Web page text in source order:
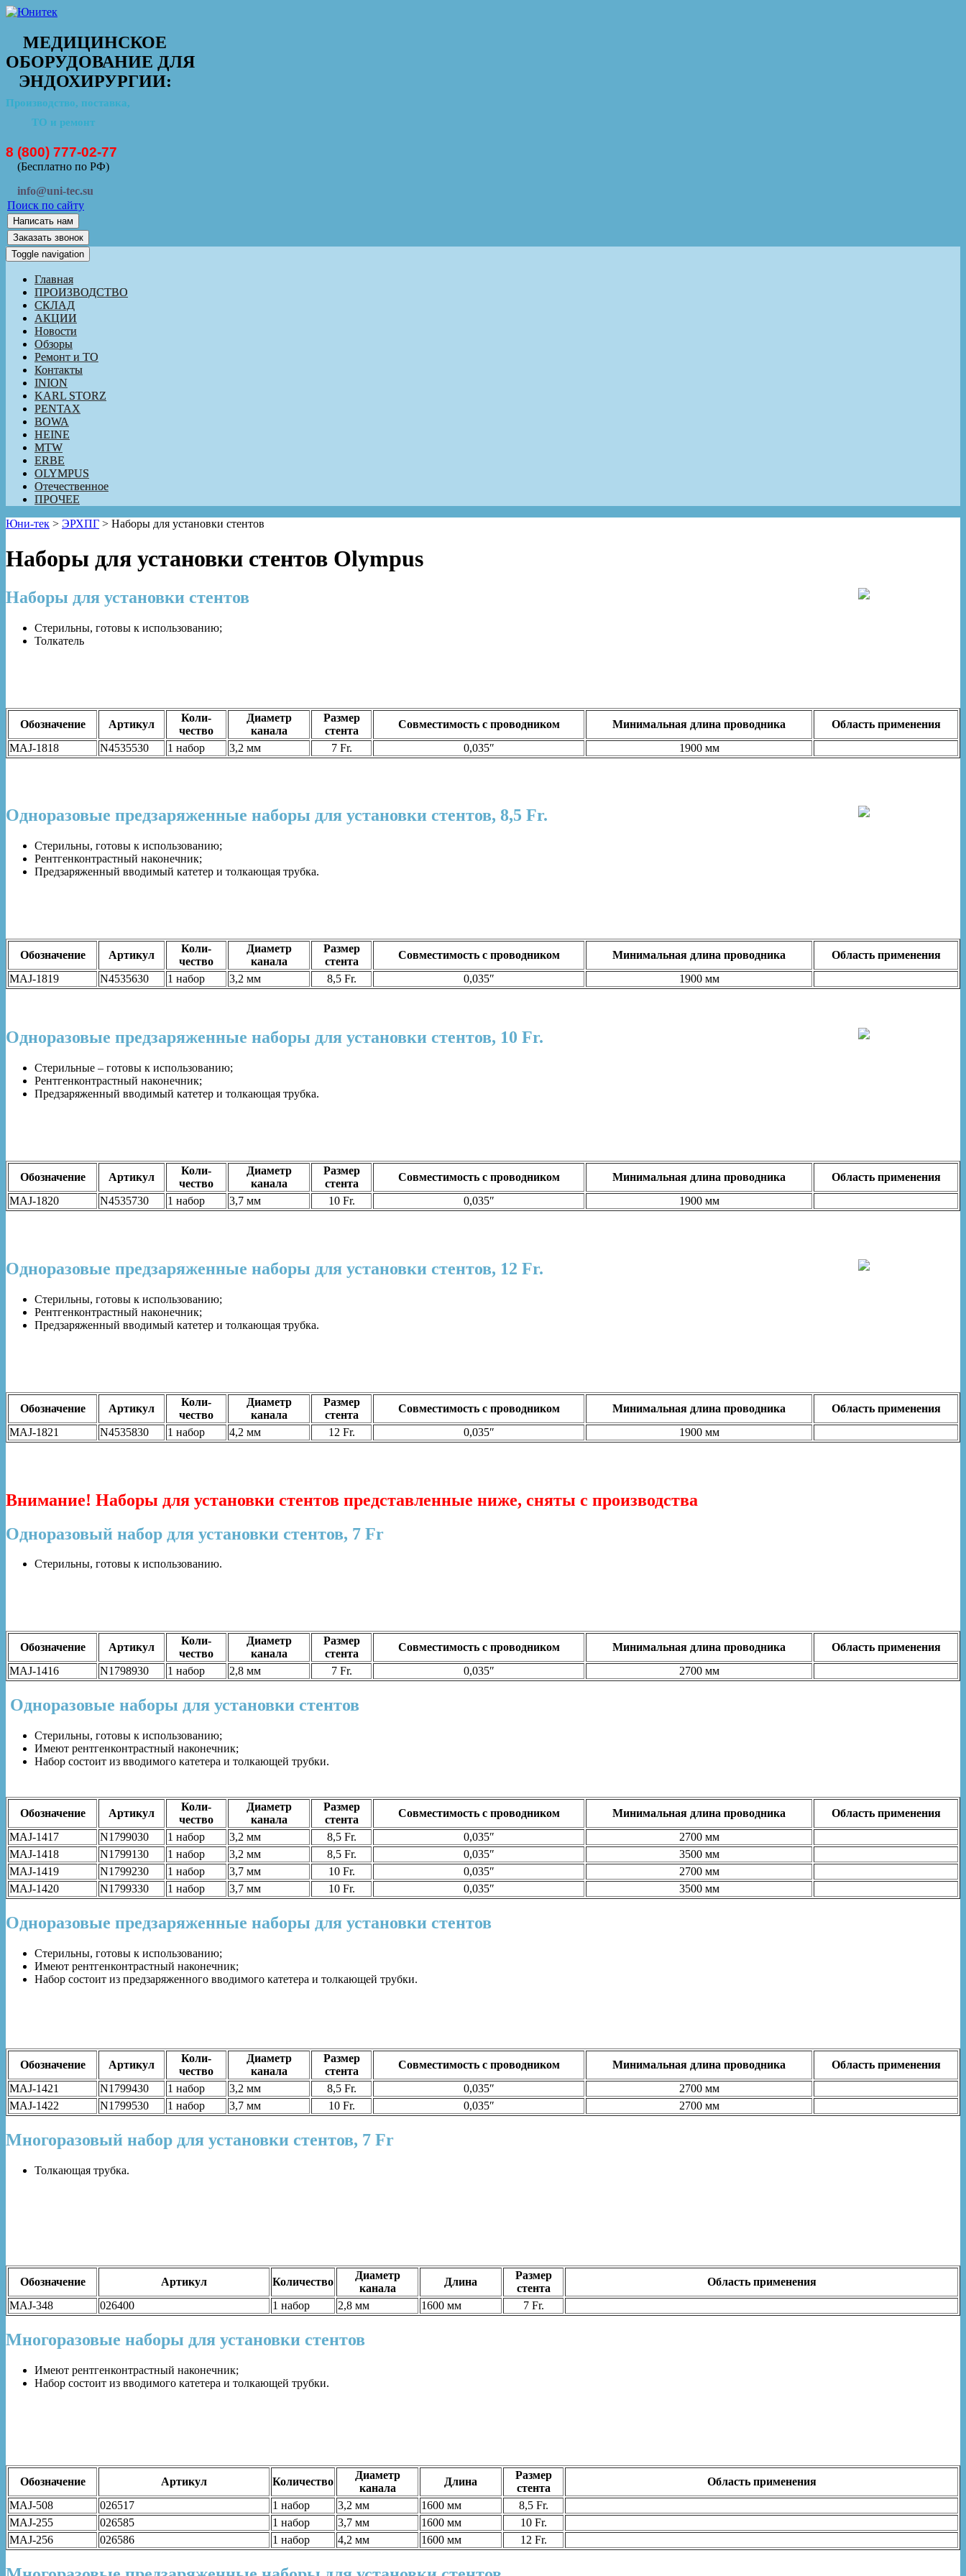
МЕДИЦИНСКОЕ
ОБОРУДОВАНИЕ ДЛЯ
ЭНДОХИРУРГИИ:
Производство, поставка,
ТО и ремонт
8 (800) 777-02-77
(Бесплатно по РФ)
info@uni-tec.su
Поиск по сайту
Написать нам
Заказать звонок
Toggle navigation
Главная
ПРОИЗВОДСТВО
СКЛАД
АКЦИИ
Новости
Обзоры
Ремонт и ТО
Контакты
INION
KARL STORZ
PENTAX
BOWA
HEINE
MTW
ERBE
OLYMPUS
Отечественное
ПРОЧЕЕ
Юни-тек > ЭРХПГ > Наборы для установки стентов
Наборы для установки стентов Olympus
Наборы для установки стентов
Стерильны, готовы к использованию;
Толкатель
Обозначение Артикул
Коли-
чество
Диаметр
канала
Размер
стента
Совместимость с проводником Минимальная длина проводника
Область применения
MAJ-1818
N4535530 1 набор 3,2 мм 7 Fr. 0,035″ 1900 мм
Одноразовые предзаряженные наборы для установки стентов, 8,5 Fr.
Стерильны, готовы к использованию;
Рентгенконтрастный наконечник;
Предзаряженный вводимый катетер и толкающая трубка.
Обозначение Артикул
Коли-
чество
Диаметр
канала
Размер
стента
Совместимость с проводником Минимальная длина проводника
Область применения
MAJ-1819
N4535630 1 набор 3,2 мм 8,5 Fr. 0,035″ 1900 мм
Одноразовые предзаряженные наборы для установки стентов, 10 Fr.
Стерильные – готовы к использованию;
Рентгенконтрастный наконечник;
Предзаряженный вводимый катетер и толкающая трубка.
Обозначение Артикул
Коли-
чество
Диаметр
канала
Размер
стента
Совместимость с проводником Минимальная длина проводника
Область применения
MAJ-1820
N4535730 1 набор 3,7 мм 10 Fr. 0,035″ 1900 мм
Одноразовые предзаряженные наборы для установки стентов, 12 Fr.
Стерильны, готовы к использованию;
Рентгенконтрастный наконечник;
Предзаряженный вводимый катетер и толкающая трубка.
Обозначение Артикул
Коли-
чество
Диаметр
канала
Размер
стента
Совместимость с проводником Минимальная длина проводника
Область применения
MAJ-1821
N4535830 1 набор 4,2 мм 12 Fr. 0,035″ 1900 мм
Внимание! Наборы для установки стентов представленные ниже, сняты с производства
Одноразовый набор для установки стентов, 7 Fr
Стерильны, готовы к использованию.
Обозначение Артикул
Коли-
чество
Диаметр
канала
Размер
стента
Совместимость с проводником Минимальная длина проводника
Область применения
MAJ-1416
N1798930 1 набор 2,8 мм 7 Fr. 0,035″ 2700 мм
Одноразовые наборы для установки стентов
Стерильны, готовы к использованию;
Имеют рентгенконтрастный наконечник;
Набор состоит из вводимого катетера и толкающей трубки.
Обозначение Артикул
Коли-
чество
Диаметр
канала
Размер
стента
Совместимость с проводником Минимальная длина проводника
Область применения
MAJ-1417
N1799030 1 набор 3,2 мм 8,5 Fr. 0,035″
2700 мм
MAJ-1418
N1799130 1 набор 3,2 мм 8,5 Fr. 0,035″
3500 мм
MAJ-1419
N1799230 1 набор 3,7 мм 10 Fr. 0,035″
2700 мм
MAJ-1420
N1799330 1 набор 3,7 мм 10 Fr. 0,035″ 3500 мм
Одноразовыe предзаряженные наборы для установки стентов
Стерильны, готовы к использованию;
Имеют рентгенконтрастный наконечник;
Набор состоит из предзаряженного вводимого катетера и толкающей трубки.
Обозначение Артикул
Коли-
чество
Диаметр
канала
Размер
стента
Совместимость с проводником Минимальная длина проводника
Область применения
MAJ-1421
N1799430 1 набор 3,2 мм 8,5 Fr. 0,035″
2700 мм
MAJ-1422
N1799530 1 набор 3,7 мм 10 Fr. 0,035″ 2700 мм
Многоразовый набор для установки стентов, 7 Fr
Толкающая трубка.
Обозначение Артикул Количество
Диаметр
канала
Длина
Размер
стента
Область применения
MAJ-348
026400 1 набор 2,8 мм 1600 мм 7 Fr.
Многоразовые наборы для установки стентов
Имеют рентгенконтрастный наконечник;
Набор состоит из вводимого катетера и толкающей трубки.
Обозначение Артикул Количество
Диаметр
канала
Длина
Размер
стента
Область применения
MAJ-508
026517 1 набор 3,2 мм 1600 мм
8,5 Fr.
MAJ-255
026585 1 набор 3,7 мм 1600 мм
10 Fr.
MAJ-256
026586 1 набор 4,2 мм 1600 мм 12 Fr.